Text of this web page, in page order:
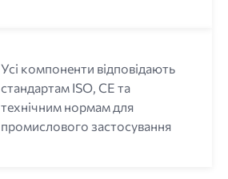
Усі компоненти відповідають
стандартам ISO, CE та
технічним нормам для
промислового застосування